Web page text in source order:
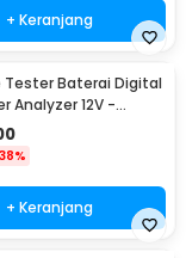
+ Keranjang
Tester Baterai Digital
Analyzer 12V -
38%
+ Keranjang